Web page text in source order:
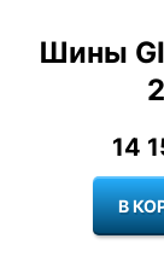
Шины
14